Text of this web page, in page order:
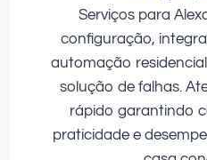
Serviços para
configuração,
automação
solução de falhas.
rápido garantindo
praticidade e